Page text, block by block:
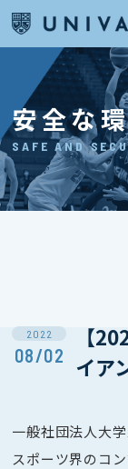
安全な
SAFE AND
2022
08/02
【
イア
一般社団法人大
スポーツ界のコ